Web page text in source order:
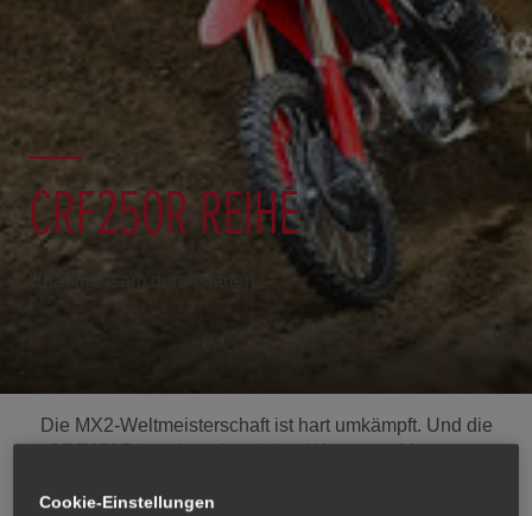
CRF250R REIHE
Unaufhaltsam durchstarten
Die MX2-Weltmeisterschaft ist hart umkämpft. Und die
Geschwindigkeit Kurven stabil und kontrolliert meistern.
Cookie-Einstellungen